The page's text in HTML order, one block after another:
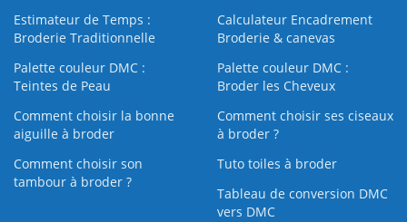
Estimateur de Temps :
Broderie Traditionnelle
Calculateur Encadrement
Broderie & canevas
Palette couleur DMC :
Teintes de Peau
Palette couleur DMC :
Broder les Cheveux
Comment choisir la bonne
aiguille à broder
Comment choisir ses ciseaux
à broder ?
Comment choisir son
tambour à broder ?
Tuto toiles à broder
Tableau de conversion DMC
vers DMC